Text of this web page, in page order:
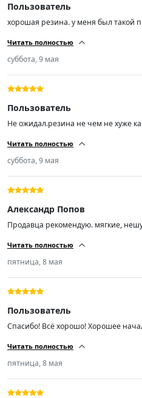
Пользователь
хорошая резина. у меня был такой
доволен.спасибо.
Читать полностью
суббота, 9 мая
Пользователь
Не ожидал.резина не чем не хуже
Читать полностью
суббота, 9 мая
Александр Попов
Продавца рекомендую. мягкие,
Читать полностью
пятница, 8 мая
Пользователь
Спасибо! Всё хорошо! Хорошее
30гр. это максимум. Диски стальные
эксплуатации. Недокама, блеватти,
точно знает что делает, то можно
Читать полностью
пятница, 8 мая